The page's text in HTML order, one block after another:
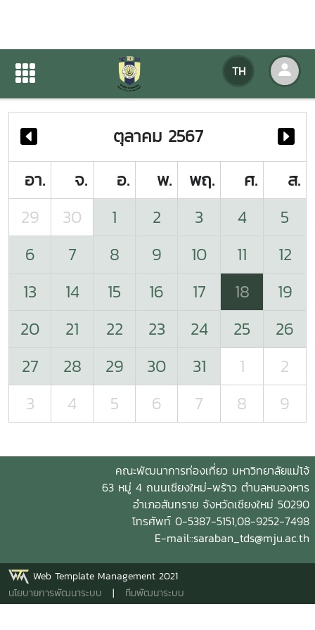
TH
ปฏิทินกิจกรรมของหน่วยงาน
ปฏิทินกิจกรรมของหน่วยงาน
ตุลาคม 2567
อา.
จ. อ. พ. พฤ. ศ.
ส.
29
30 1 2 3 4
5
6
7 8 9 10 11
12
13
14 15 16 17 18
19
20
21 22 23 24 25
26
27
28 29 30 31 1
2
3
4 5 6 7 8 9
คณะพัฒนาการท่องเที่ยว มหาวิทยาลัยแม่โจ้
63 หมู่ 4 ถนนเชียงใหม่-พร้าว ตำบลหนองหาร
อำเภอสันทราย จังหวัดเชียงใหม่ 50290
โทรศัพท์ 0-5387-5151,08-9252-7498
E-mail::saraban_tds@mju.ac.th
Web Template Management 2021
นโยบายการพัฒนาระบบ | ทีมพัฒนาระบบ